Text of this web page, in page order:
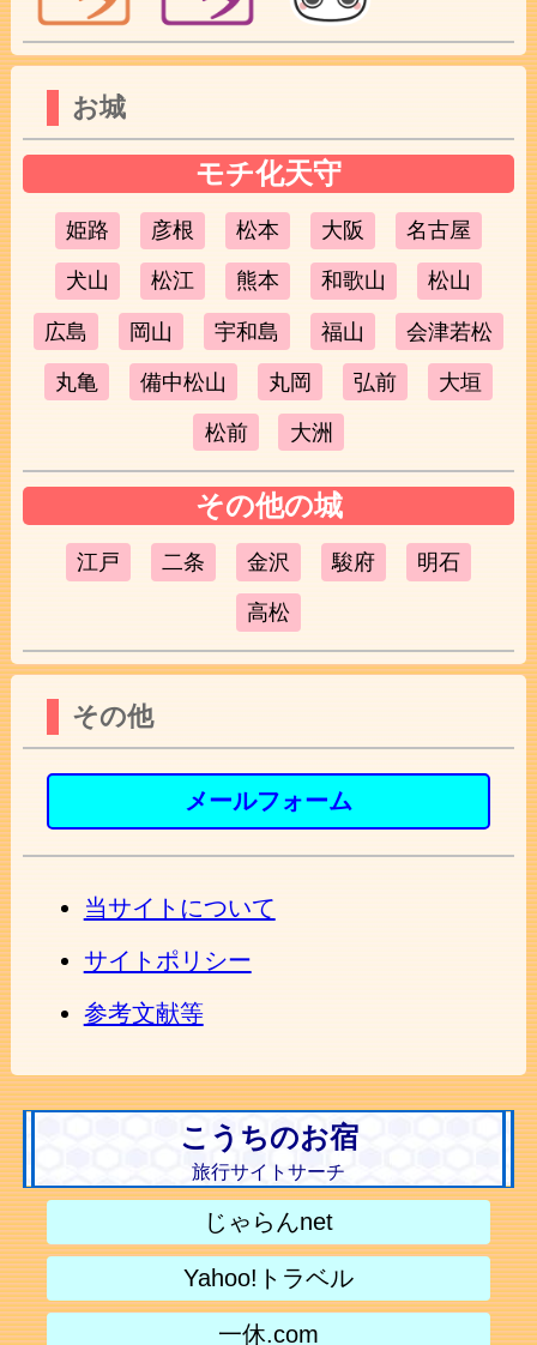
お城
モチ化天守
姫路 彦根 松本 大阪 名古屋
犬山 松江 熊本 和歌山 松山
広島 岡山 宇和島 福山 会津若松
丸亀 備中松山 丸岡 弘前 大垣
松前 大洲
その他の城
江戸 二条 金沢 駿府 明石
高松
その他
メールフォーム
当サイトについて
サイトポリシー
参考文献等
こうちのお宿
旅行サイトサーチ
じゃらんnet
Yahoo!トラベル
一休.com